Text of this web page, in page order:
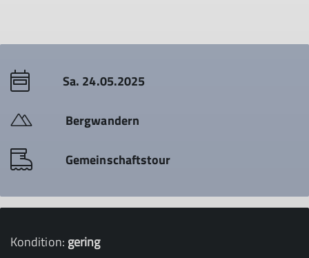
Sa. 24.05.2025
Bergwandern
Gemeinschaftstour
Kondition: gering